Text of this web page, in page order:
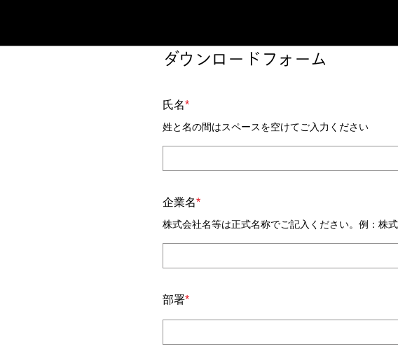
ダウンロードフォーム
氏名*
姓と名の間はスペースを空けてご入力ください
企業名*
株式会社名等は正式名称でご記入ください。例：株
部署*